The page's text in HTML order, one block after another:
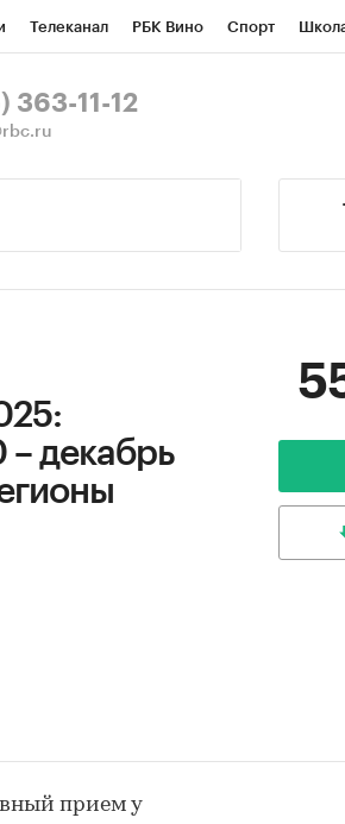
Телеканал РБК Вино Спорт
363-11-12
декабрь
прием у